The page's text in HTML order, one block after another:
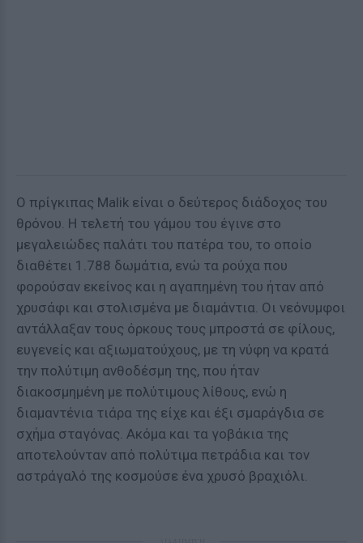
Ο πρίγκιπας Malik είναι ο δεύτερος διάδοχος του
θρόνου. Η τελετή του γάμου του έγινε στο
μεγαλειώδες παλάτι του πατέρα του, το οποίο
διαθέτει 1.788 δωμάτια, ενώ τα ρούχα που
φορούσαν εκείνος και η αγαπημένη του ήταν από
χρυσάφι και στολισμένα με διαμάντια. Οι νεόνυμφοι
αντάλλαξαν τους όρκους τους μπροστά σε φίλους,
ευγενείς και αξιωματούχους, με τη νύφη να κρατά
την πολύτιμη ανθοδέσμη της, που ήταν
διακοσμημένη με πολύτιμους λίθους, ενώ η
διαμαντένια τιάρα της είχε και έξι σμαράγδια σε
σχήμα σταγόνας. Ακόμα και τα γοβάκια της
αποτελούνταν από πολύτιμα πετράδια και τον
αστράγαλό της κοσμούσε ένα χρυσό βραχιόλι.